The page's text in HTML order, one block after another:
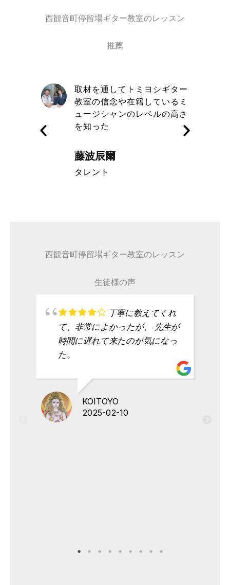
西観音町停留場ギター教室のレッスン
推薦
取材を通してトミヨシギター
教室の信念や在籍しているミ
ュージシャンのレベルの高さ
を知った
藤波辰爾
タレント
西観音町停留場ギター教室のレッスン
生徒様の声
丁寧に教えてくれ
て、非常によかったが、 先生が
時間に遅れて来たのが気になっ
た。
KOITOYO
2025-02-10